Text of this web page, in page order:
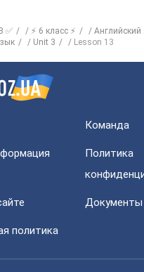
✅ ⚡ 6 класс ⚡
Unit 3 Lesson 13
Команда
Политика
Документы
политика